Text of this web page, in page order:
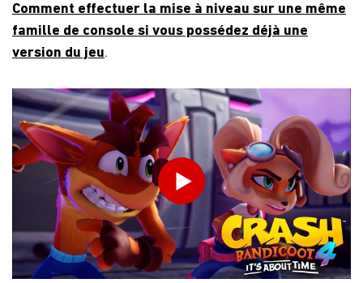
Comment effectuer la mise à niveau sur une même
famille de console si vous possédez déjà une
version du jeu.
INDIQUEZ VOTRE DATE DE NAISSANCE
ENVOYER
Play